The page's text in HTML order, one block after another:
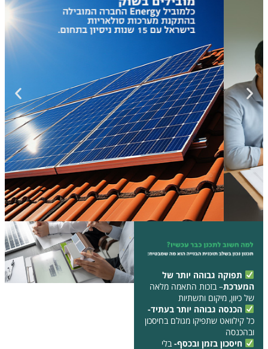
תפוקה גבוהה יותר של
המערכת– בזכות התאמה מלאה
של כיוון, מיקום ותשתיות
הכנסה גבוהה יותר בעתיד-
כל קילוואט שתפיקו מגולם בחיסכון
ובהכנסה
חיסכון בזמן ובכסף-בלי